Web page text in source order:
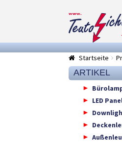
Zur
Navigation
springen
Springe
zum
Startseite
ARTIKEL
LED